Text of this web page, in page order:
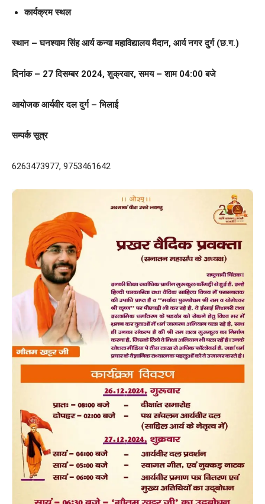
कार्यक्रम स्थल
स्थान – घनश्याम सिंह आर्य कन्या महाविद्यालय मैदान, आर्य नगर दुर्ग (छ.ग.)
दिनांक – 27 दिसम्बर 2024, शुक्रवार, समय – शाम 04:00 बजे
आयोजक आर्यवीर दल दुर्ग – भिलाई
सम्पर्क सूत्र
6263473977, 9753461642